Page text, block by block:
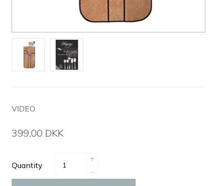
VIDEO
399,00 DKK
Quantity
+
-